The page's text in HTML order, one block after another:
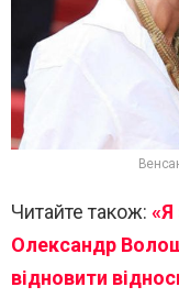
Читайте також: «Я
Олександр
відновити